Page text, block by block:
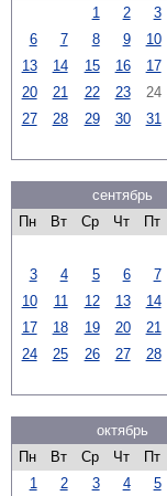
1
2 3
6
7 8 9 10
13
14 15 16 17
20
21 22 23 24
27
28 29 30 31
сентябрь
Пн
Вт Ср Чт Пт
3
4 5 6 7
10
11 12 13 14
17
18 19 20 21
24
25 26 27 28
октябрь
Пн
Вт Ср Чт Пт
1
2 3 4 5